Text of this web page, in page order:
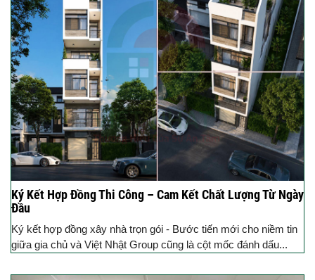
Ký Kết Hợp Đồng Thi Công – Cam Kết Chất Lượng Từ Ngày
Đầu
Ký kết hợp đồng xây nhà trọn gói - Bước tiến mới cho niềm tin
giữa gia chủ và Việt Nhật Group cũng là cột mốc đánh dấu...